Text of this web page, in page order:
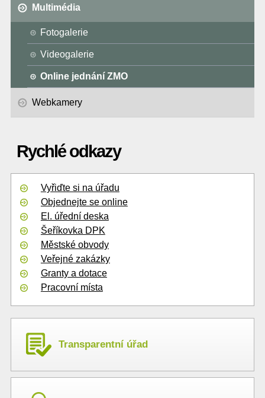
Multimédia
Fotogalerie
Videogalerie
Online jednání ZMO
Webkamery
Rychlé odkazy
Vyřiďte si na úřadu
Objednejte se online
El. úřední deska
Šeříkovka DPK
Městské obvody
Veřejné zakázky
Granty a dotace
Pracovní místa
Transparentní úřad